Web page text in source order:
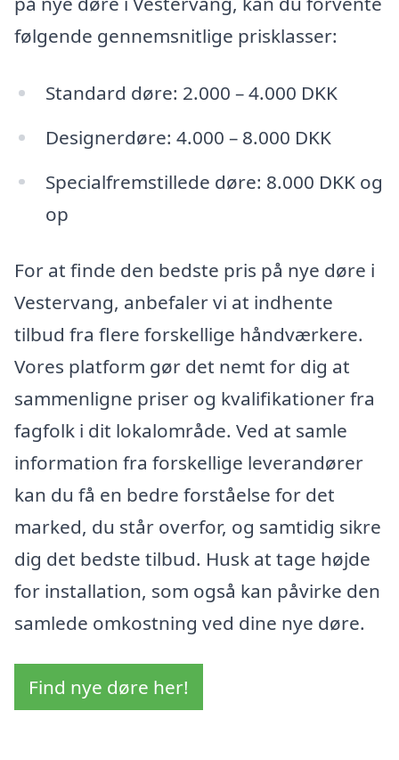
følgende gennemsnitlige prisklasser:
Standard døre: 2.000 – 4.000 DKK
Designerdøre: 4.000 – 8.000 DKK
Specialfremstillede døre: 8.000 DKK og
op
For at finde den bedste pris på nye døre i
Vestervang, anbefaler vi at indhente
tilbud fra flere forskellige håndværkere.
Vores platform gør det nemt for dig at
sammenligne priser og kvalifikationer fra
fagfolk i dit lokalområde. Ved at samle
information fra forskellige leverandører
kan du få en bedre forståelse for det
marked, du står overfor, og samtidig sikre
dig det bedste tilbud. Husk at tage højde
for installation, som også kan påvirke den
samlede omkostning ved dine nye døre.
Find nye døre her!